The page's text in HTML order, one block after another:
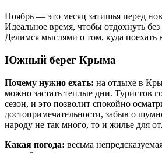
Ноябрь — это месяц затишья перед
Идеальное время, чтобы отдохнуть
Делимся мыслями о том, куда поехать
Южный берег Крыма
Почему нужно ехать: на отдыхе в
можно застать теплые дни. Туристов
сезон, и это позволит спокойно
достопримечательности, забыв о
народу не так много, то и жилье для
Какая погода: весьма